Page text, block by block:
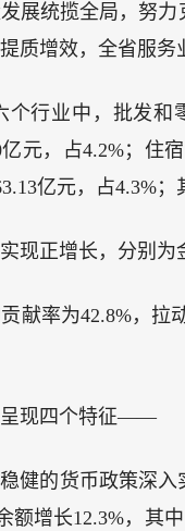
展统揽全局，努
质增效，全省服
行业中，批发和
元，占4.2%；住
亿元，占4.3%
现正增长，分别
献率为42.8%，
呈现四个特征——
健的货币政策深
额增长12.3%，其